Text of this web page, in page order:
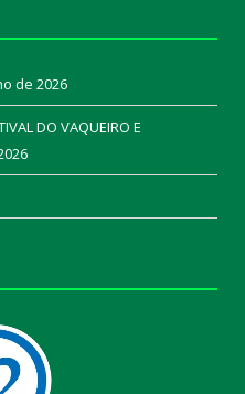
de 2026
DO VAQUEIRO E